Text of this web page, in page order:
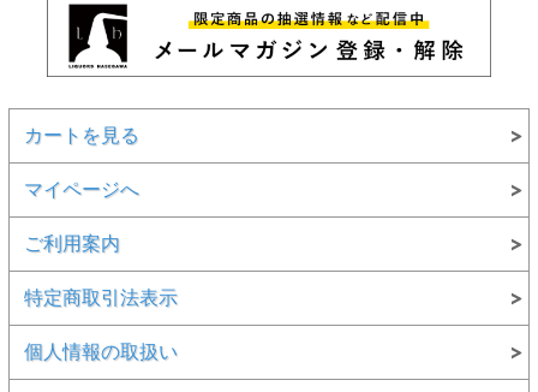
カートを見る
マイページへ
ご利用案内
特定商取引法表示
個人情報の取扱い